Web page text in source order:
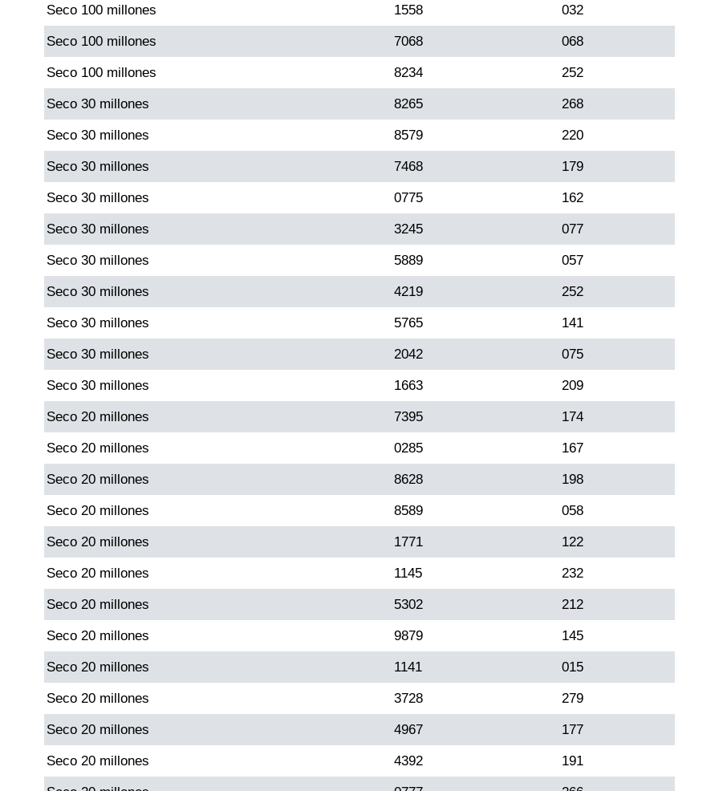
Chontico Noche
Culona día
Culona noche
Dorado Mañana
Dorado Tarde
Dorado Noche
Fantástica Día
Fantástica Noche
Motilon Tarde
Motilon Noche
Paisita Día
Paisita Noche
Paisita 3
Pick 3 Día
Pick 3 Noche
Pick 4 Día
Seco 100 millones 1558 032
Seco 100 millones 7068 068
Seco 100 millones 8234 252
Seco 30 millones 8265 268
Seco 30 millones 8579 220
Seco 30 millones 7468 179
Seco 30 millones 0775 162
Seco 30 millones 3245 077
Seco 30 millones 5889 057
Seco 30 millones 4219 252
Seco 30 millones 5765 141
Seco 30 millones 2042 075
Seco 30 millones 1663 209
Seco 20 millones 7395 174
Seco 20 millones 0285 167
Seco 20 millones 8628 198
Seco 20 millones 8589 058
Seco 20 millones 1771 122
Seco 20 millones 1145 232
Seco 20 millones 5302 212
Seco 20 millones 9879 145
Seco 20 millones 1141 015
Seco 20 millones 3728 279
Seco 20 millones 4967 177
Seco 20 millones 4392 191